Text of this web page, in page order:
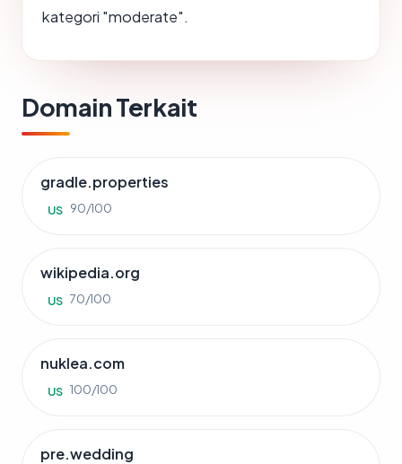
kategori "moderate".
Domain Terkait
gradle.properties
US 90/100
wikipedia.org
US 70/100
nuklea.com
US 100/100
pre.wedding